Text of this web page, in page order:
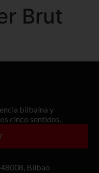
Brut
bilbaína y
cinco sentidos.
Bilbao